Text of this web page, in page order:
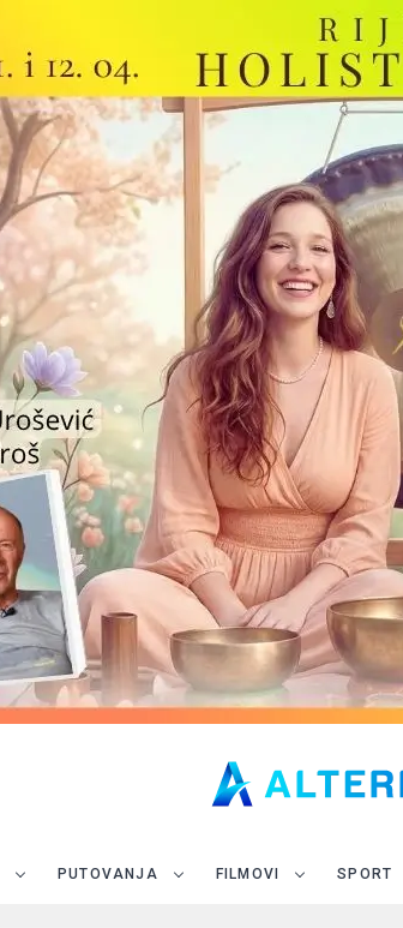
PUTOVANJA FILMOVI SPORT